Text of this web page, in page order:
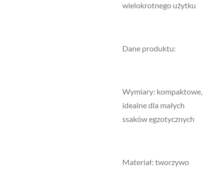
wielokrotnego użytku
Dane produktu:
Wymiary: kompaktowe,
idealne dla małych
ssaków egzotycznych
Materiał: tworzywo